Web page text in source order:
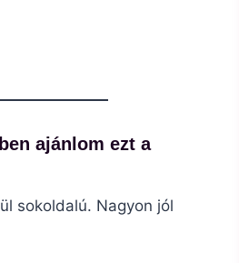
ajánlom ezt a
sokoldalú. Nagyon jól